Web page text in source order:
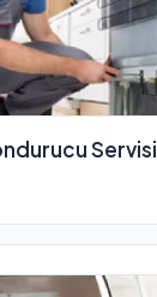
Servisi